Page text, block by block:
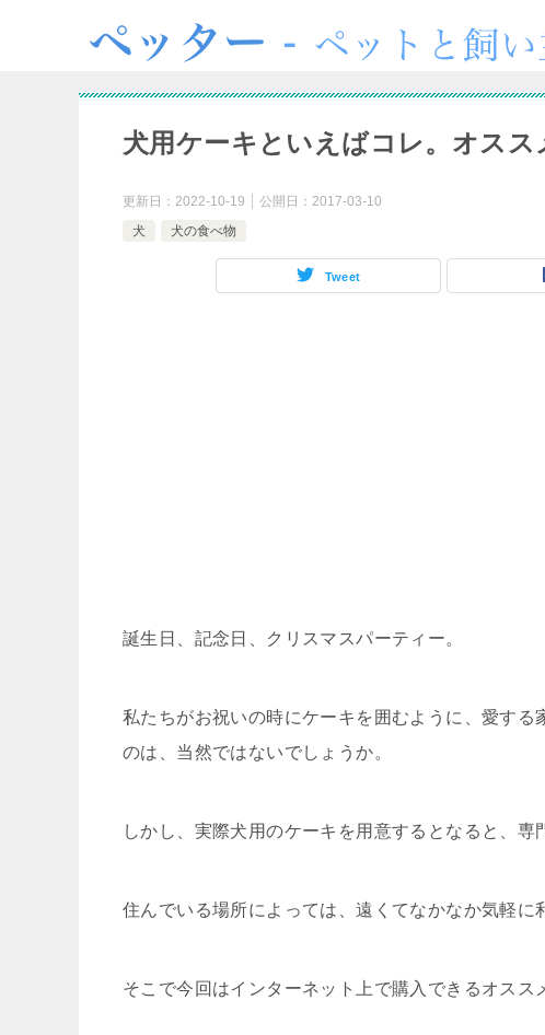
犬用ケーキといえばコレ。オスス
更新日： 2022-10-19 公開日： 2017-03-10
犬
犬の食べ物
Tweet
誕生日、記念日、クリスマスパーティー。
私たちがお祝いの時にケーキを囲むように、愛す
のは、当然ではないでしょうか。
しかし、実際犬用のケーキを用意するとなると、専
住んでいる場所によっては、遠くてなかなか気軽
そこで今回はインターネット上で購入できるオスス